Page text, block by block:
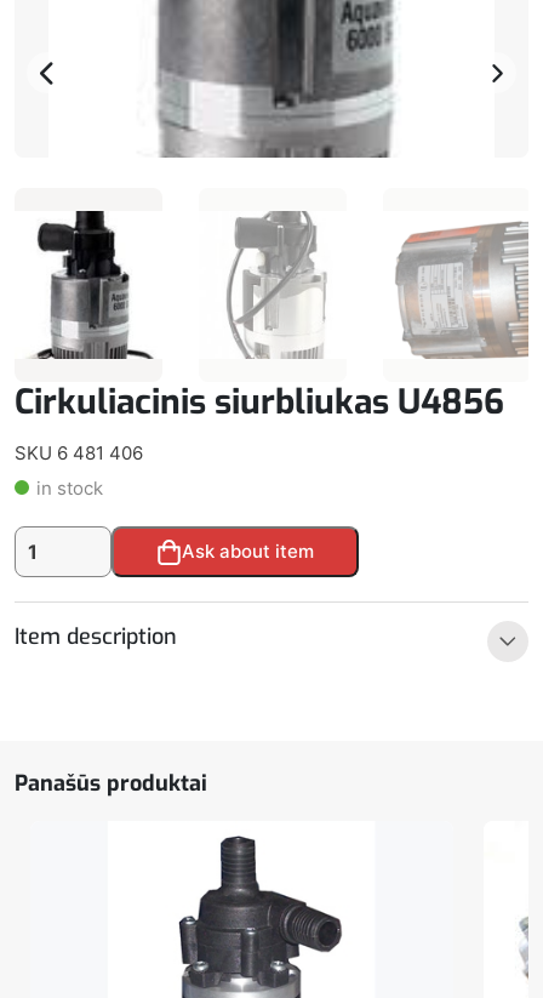
Cirkuliacinis siurbliukas U4856
SKU 6 481 406
in stock
produkto
kiekis:
U4856
Ask about item
Alternative:
Item description
Panašūs produktai